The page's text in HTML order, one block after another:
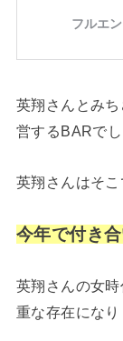
英翔さんとみ
営するBARでし
英翔さんはそこ
今年で付き
英翔さんの女
重な存在になり